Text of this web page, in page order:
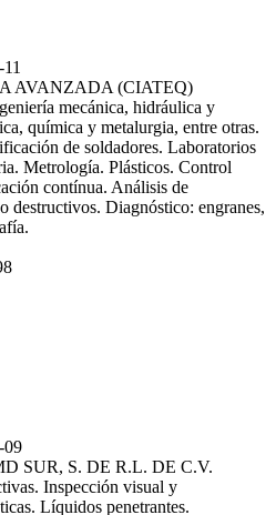
AVANZADA (CIATEQ)
mecánica, hidráulica y
química y metalurgia, entre otras.
de soldadores. Laboratorios
Metrología. Plásticos. Control
contínua. Análisis de
destructivos. Diagnóstico: engranes,
09
SUR, S. DE R.L. DE C.V.
Inspección visual y
Líquidos penetrantes.